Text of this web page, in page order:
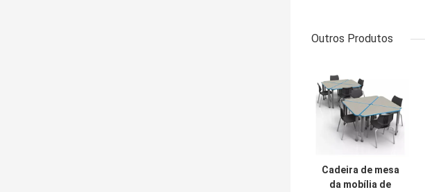
Outros Produtos
Cadeira de mesa
da mobília de